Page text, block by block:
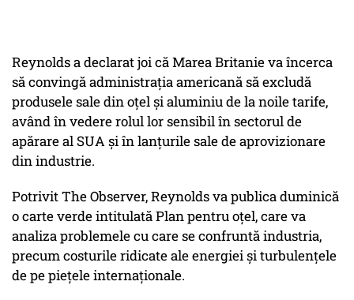
Reynolds a declarat joi că Marea Britanie va încerca
să convingă administrația americană să excludă
produsele sale din oțel și aluminiu de la noile tarife,
având în vedere rolul lor sensibil în sectorul de
apărare al SUA și în lanțurile sale de aprovizionare
din industrie.
Potrivit The Observer, Reynolds va publica duminică
o carte verde intitulată Plan pentru oțel, care va
analiza problemele cu care se confruntă industria,
precum costurile ridicate ale energiei și turbulențele
de pe piețele internaționale.